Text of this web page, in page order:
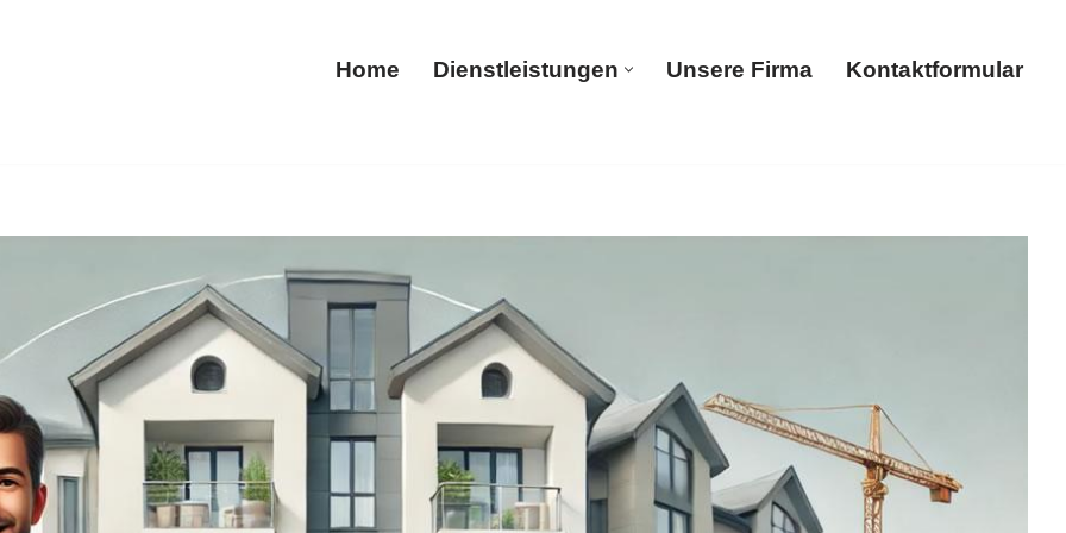
Home Dienstleistungen Unsere Firma Kontaktformular
✓Hausmeisterdienste, ✓Tiefgaragenreinigung oder ✓Hochdruckreinigung in Kronberg (Taunus)
Wegbereiter ✉.